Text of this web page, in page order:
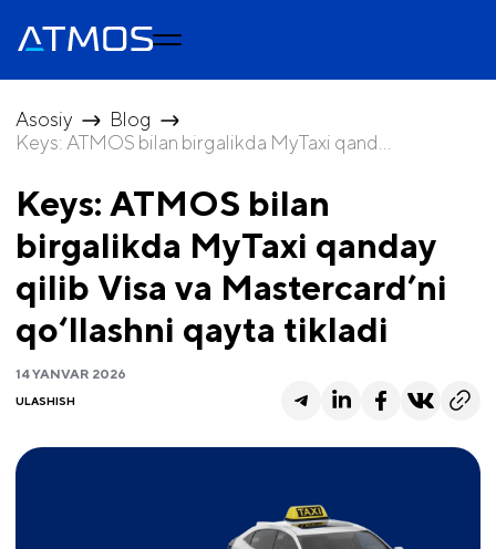
Asosiy
Blog
Keys: ATMOS bilan birgalikda MyTaxi qand...
Keys: ATMOS bilan
birgalikda MyTaxi qanday
qilib Visa va Mastercard’ni
qo‘llashni qayta tikladi
14 YANVAR 2026
ULASHISH